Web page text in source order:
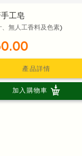
工皂
無人工香料及色素)
產品詳情
加入購物車